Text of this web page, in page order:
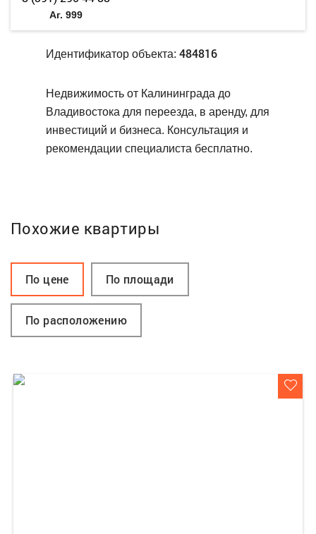
Аг. 999
Идентификатор объекта: 484816
Недвижимость от Калининграда до
Владивостока для переезда, в аренду, для
инвестиций и бизнеса. Консультация и
рекомендации специалиста бесплатно.
Похожие квартиры
По цене По площади
По расположению